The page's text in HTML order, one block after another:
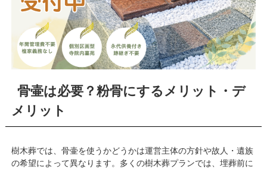
骨壷は必要？粉骨にするメリット・デ
メリット
樹木葬では、骨壷を使うかどうかは運営主体の方針や故人・遺族
の希望によって異なります。多くの樹木葬プランでは、埋葬前に